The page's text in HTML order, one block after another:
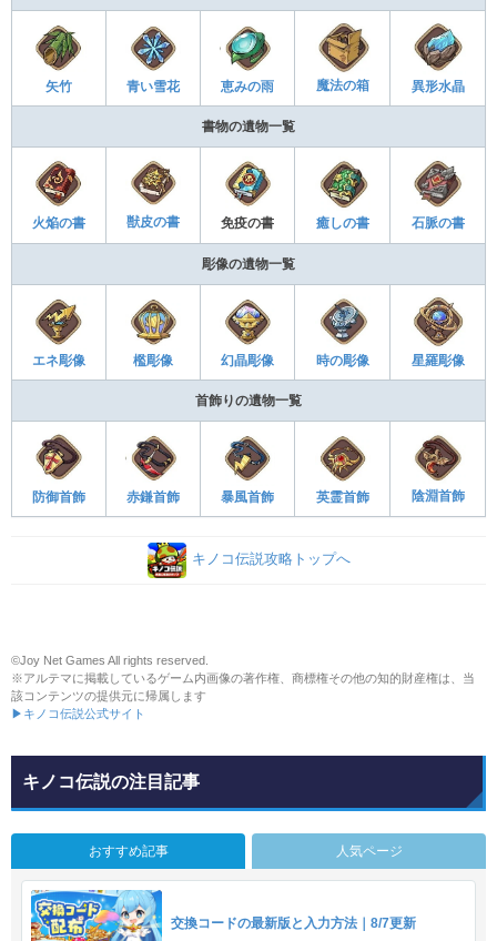
矢竹 青い雪花 恵みの雨 魔法の箱 異形水晶
書物の遺物一覧
火焔の書 獣皮の書 免疫の書 癒しの書 石脈の書
彫像の遺物一覧
エネ彫像 檻彫像 幻晶彫像 時の彫像 星羅彫像
首飾りの遺物一覧
防御首飾 赤鎌首飾 暴風首飾 英霊首飾 陰淵首飾
キノコ伝説攻略トップへ
©Joy Net Games All rights reserved.
※アルテマに掲載しているゲーム内画像の著作権、商標権その他の知的財産権は、当
該コンテンツの提供元に帰属します
▶キノコ伝説公式サイト
キノコ伝説の注目記事
おすすめ記事 人気ページ
交換コードの最新版と入力方法｜8/7更新